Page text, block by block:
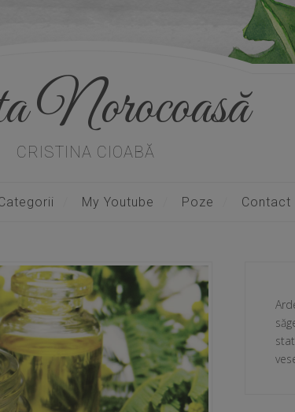
Norocoasă
CRISTINA CIOABĂ
My Youtube Poze Contact